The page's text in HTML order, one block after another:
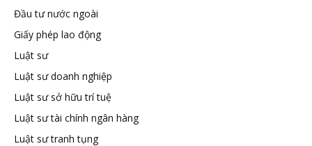
tuệĐầu tư nước ngoài
Giấy phép lao động
Luật sư
Luật sư doanh nghiệp
Luật sư sở hữu trí tuệ
Luật sư tài chính ngân hàng
Luật sư tranh tụng